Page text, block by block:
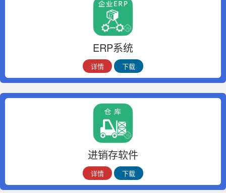
ERP系统
详情 下载
进销存软件
详情 下载